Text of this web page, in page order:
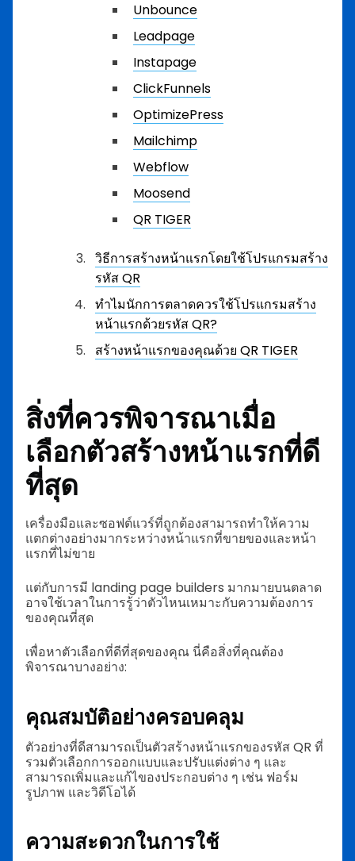
Unbounce
Leadpage
Instapage
ClickFunnels
OptimizePress
Mailchimp
Webflow
Moosend
QR TIGER
วิธีการสร้างหน้าแรกโดยใช้โปรแกรมสร้าง
รหัส QR
ทำไมนักการตลาดควรใช้โปรแกรมสร้าง
หน้าแรกด้วยรหัส QR?
สร้างหน้าแรกของคุณด้วย QR TIGER
สิ่งที่ควรพิจารณาเมื่อ
เลือกตัวสร้างหน้าแรกที่ดี
ที่สุด
เครื่องมือและซอฟต์แวร์ที่ถูกต้องสามารถทำให้ความ
แตกต่างอย่างมากระหว่างหน้าแรกที่ขายของและหน้า
แรกที่ไม่ขาย
แต่กับการมี landing page builders มากมายบนตลาด
อาจใช้เวลาในการรู้ว่าตัวไหนเหมาะกับความต้องการ
ของคุณที่สุด
เพื่อหาตัวเลือกที่ดีที่สุดของคุณ นี่คือสิ่งที่คุณต้อง
พิจารณาบางอย่าง:
คุณสมบัติอย่างครอบคลุม
ตัวอย่างที่ดีสามารถเป็นตัวสร้างหน้าแรกของรหัส QR ที่
รวมตัวเลือกการออกแบบและปรับแต่งต่าง ๆ และ
สามารถเพิ่มและแก้ไของประกอบต่าง ๆ เช่น ฟอร์ม
รูปภาพ และวิดีโอได้
ความสะดวกในการใช้